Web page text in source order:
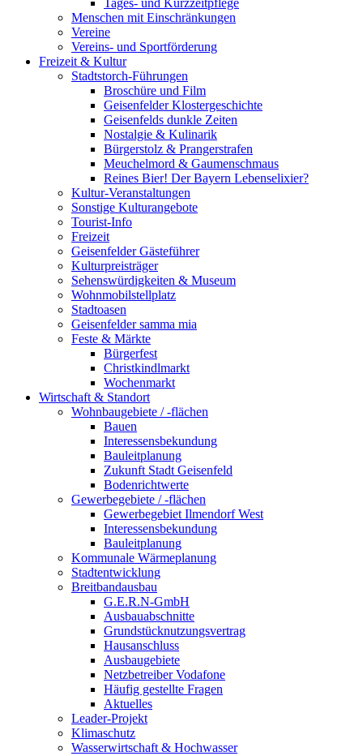
Tages- und Kurzzeitpflege
Menschen mit Einschränkungen
Vereine
Vereins- und Sportförderung
Freizeit & Kultur
Stadtstorch-Führungen
Broschüre und Film
Geisenfelder Klostergeschichte
Geisenfelds dunkle Zeiten
Nostalgie & Kulinarik
Bürgerstolz & Prangerstrafen
Meuchelmord & Gaumenschmaus
Reines Bier! Der Bayern Lebenselixier?
Kultur-Veranstaltungen
Sonstige Kulturangebote
Tourist-Info
Freizeit
Geisenfelder Gästeführer
Kulturpreisträger
Sehenswürdigkeiten & Museum
Wohnmobilstellplatz
Stadtoasen
Geisenfelder samma mia
Feste & Märkte
Bürgerfest
Christkindlmarkt
Wochenmarkt
Wirtschaft & Standort
Wohnbaugebiete / -flächen
Bauen
Interessensbekundung
Bauleitplanung
Zukunft Stadt Geisenfeld
Bodenrichtwerte
Gewerbegebiete / -flächen
Gewerbegebiet Ilmendorf West
Interessensbekundung
Bauleitplanung
Kommunale Wärmeplanung
Stadtentwicklung
Breitbandausbau
G.E.R.N-GmbH
Ausbauabschnitte
Grundstücknutzungsvertrag
Hausanschluss
Ausbaugebiete
Netzbetreiber Vodafone
Häufig gestellte Fragen
Aktuelles
Leader-Projekt
Klimaschutz
Wasserwirtschaft & Hochwasser